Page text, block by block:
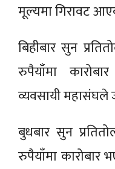
मूल्यमा गिरावट
बिहीबार सुन
रुपैयाँमा
व्यवसायी महासंघले
बुधबार सुन
रुपैयाँमा कारोबार